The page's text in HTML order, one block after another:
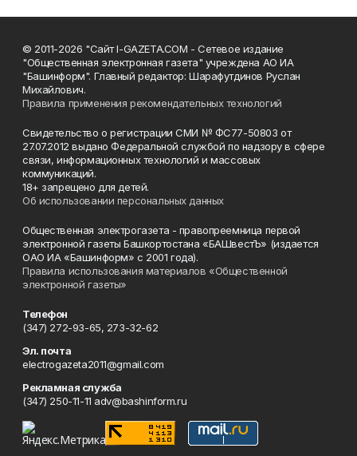
© 2011-2026 "Сайт I-GAZETA.COM - Сетевое издание
"Общественная электронная газета" учреждена АО ИА
"Башинформ". Главный редактор: Шарафутдинов Руслан
Михайлович.
Правила применения рекомендательных технологий
Свидетельство о регистрации СМИ № ФС77-50803 от
27.07.2012 выдано Федеральной службой по надзору в сфере
связи, информационных технологий и массовых
коммуникаций.
18+ запрещено для детей.
Об использовании персональных данных
Общественная электрогазета - правопреемница первой
электронной газеты Башкортостана «БАШвестЪ» (издается
ОАО ИА «Башинформ» с 2001 года).
Правила использования материалов «Общественной
электронной газеты»
Телефон
(347) 272-93-65, 273-32-62
Эл. почта
electrogazeta2011@gmail.com
Рекламная служба
(347) 250-11-11 adv@bashinform.ru